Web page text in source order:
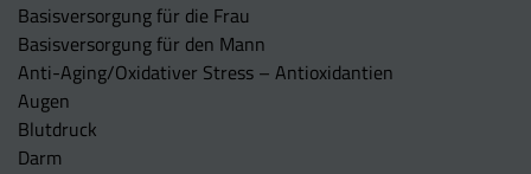
Basisversorgung für die Frau
Basisversorgung für den Mann
Anti-Aging/Oxidativer Stress – Antioxidantien
Augen
Blutdruck
Darm